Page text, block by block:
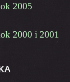
2005
2000 i 2001